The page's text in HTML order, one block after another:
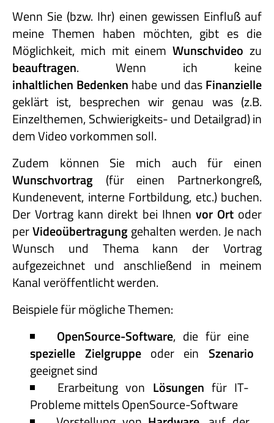
Wenn Sie (bzw. Ihr) einen gewissen Einfluß auf
meine Themen haben möchten, gibt es die
Möglichkeit, mich mit einemWunschvideo zu
beauftragen. Wenn ich keine
inhaltlichen Bedenken habe und dasFinanzielle
geklärt ist, besprechen wir genau was (z.B.
Einzelthemen, Schwierigkeits- und Detailgrad) in
dem Video vorkommen soll.
Zudem können Sie mich auch für einen
Wunschvortrag (für einen Partnerkongreß,
Kundenevent, interne Fortbildung, etc.) buchen.
Der Vortrag kann direkt bei Ihnen vor Ortoder
perVideoübertragunggehalten werden. Je nach
Wunsch und Thema kann der Vortrag
aufgezeichnet und anschließend in meinem
Kanal veröffentlicht werden.
Beispiele für mögliche Themen:
OpenSource-Software, die für eine
spezielle Zielgruppeoder ein Szenario
geeignet sind
Erarbeitung von Lösungen für IT-
Probleme mittels OpenSource-Software